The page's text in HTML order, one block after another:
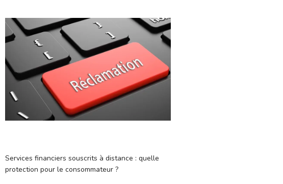
Services financiers souscrits à distance : quelle
protection pour le consommateur ?